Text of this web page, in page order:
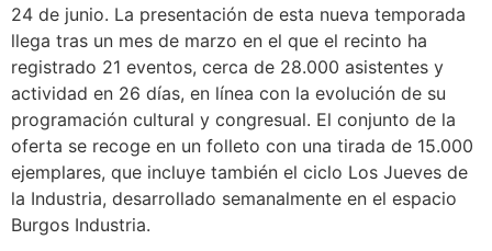
24 de junio. La presentación de esta nueva temporada
llega tras un mes de marzo en el que el recinto ha
registrado 21 eventos, cerca de 28.000 asistentes y
actividad en 26 días, en línea con la evolución de su
programación cultural y congresual. El conjunto de la
oferta se recoge en un folleto con una tirada de 15.000
ejemplares, que incluye también el ciclo Los Jueves de
la Industria, desarrollado semanalmente en el espacio
Burgos Industria.